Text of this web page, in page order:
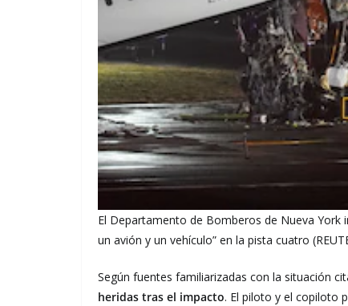
El Departamento de Bomberos de Nueva York
un avión y un vehículo” en la pista cuatro
Según fuentes familiarizadas con la situación
heridas tras el impacto. El piloto y el copiloto